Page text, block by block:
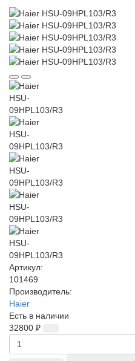
Артикул:
101469
Производитель:
Haier
Есть в наличии
32800 ₽